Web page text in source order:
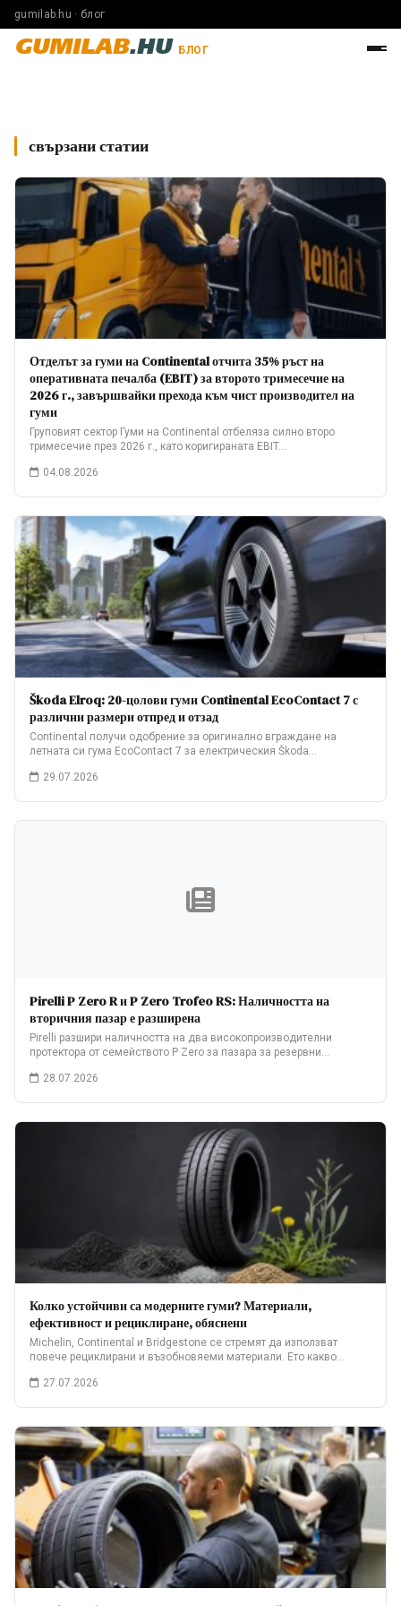
gumilab.hu · блог
GUMILAB.HU БЛОГ
свързани статии
Отделът за гуми на Continental отчита 35% ръст на
оперативната печалба (EBIT) за второто тримесечие на
2026 г., завършвайки прехода към чист производител на
гуми
Груповият сектор Гуми на Continental отбеляза силно второ
тримесечие през 2026 г., като коригираната EBIT…
04.08.2026
Škoda Elroq: 20-цолови гуми Continental EcoContact 7 с
различни размери отпред и отзад
Continental получи одобрение за оригинално вграждане на
летната си гума EcoContact 7 за електрическия Škoda…
29.07.2026
Pirelli P Zero R и P Zero Trofeo RS: Наличността на
вторичния пазар е разширена
Pirelli разшири наличността на два високопроизводителни
протектора от семейството P Zero за пазара за резервни…
28.07.2026
Колко устойчиви са модерните гуми? Материали,
ефективност и рециклиране, обяснени
Michelin, Continental и Bridgestone се стремят да използват
повече рециклирани и възобновяеми материали. Ето какво…
27.07.2026